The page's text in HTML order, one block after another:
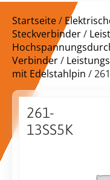
Startseite/
Steckverbinder/
Verbinder/
mit Edelstahlpin /
261-
13SS5K
$